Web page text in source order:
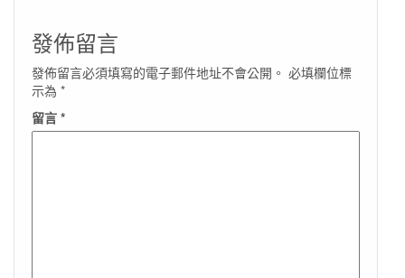
發佈留言
發佈留言必須填寫的電子郵件地址不會公開。 必填欄位標
示為 *
留言 *